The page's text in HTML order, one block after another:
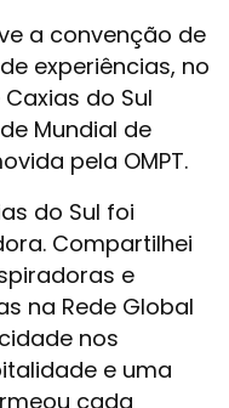
a convenção de
experiências, no
Caxias do Sul
Mundial de
pela OMPT.
do Sul foi
Compartilhei
e
na Rede Global
nos
e uma
cada